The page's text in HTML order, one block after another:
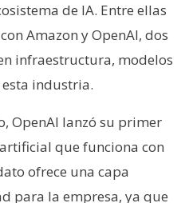
de IA. Entre ellas
Amazon y OpenAI, dos
infraestructura, modelos
industria.
OpenAI lanzó su primer
que funciona con
ofrece una capa
para la empresa, ya que